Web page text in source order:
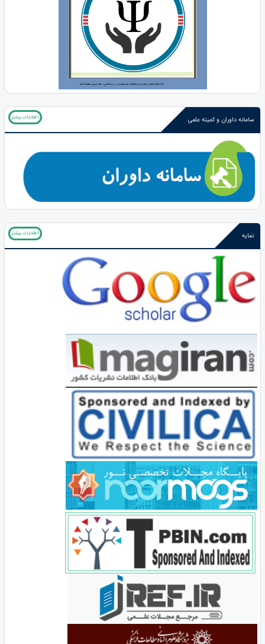
سامانه داوران و کمیته علمی اطلاعات بیشتر
نمایه اطلاعات بیشتر